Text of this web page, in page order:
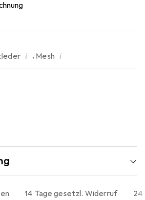
für Freizeitaktivitäten und
i , Mesh i
14 Tage gesetzl. Widerruf
24